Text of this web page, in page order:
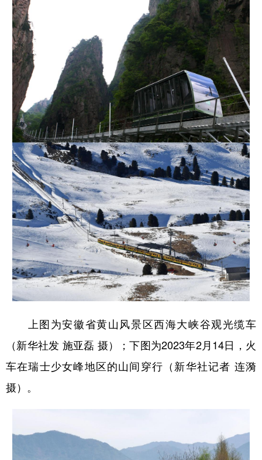
上图为安徽省黄山风景区西海大峡谷观光缆车
（新华社发 施亚磊 摄）；下图为2023年2月14日，火
车在瑞士少女峰地区的山间穿行（新华社记者 连漪
摄）。